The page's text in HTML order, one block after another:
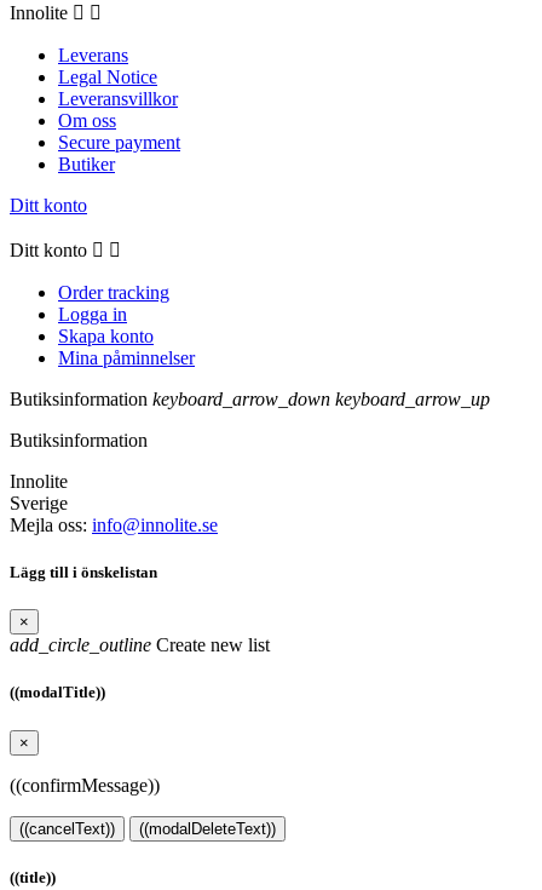
Innolite  
Leverans
Legal Notice
Leveransvillkor
Om oss
Secure payment
Butiker
Ditt konto
Ditt konto  
Order tracking
Logga in
Skapa konto
Mina påminnelser
Butiksinformation keyboard_arrow_down keyboard_arrow_up
Butiksinformation
Innolite
Sverige
Mejla oss: info@innolite.se
Lägg till i önskelistan
×
add_circle_outline Create new list
((modalTitle))
×
((confirmMessage))
((cancelText)) ((modalDeleteText))
((title))